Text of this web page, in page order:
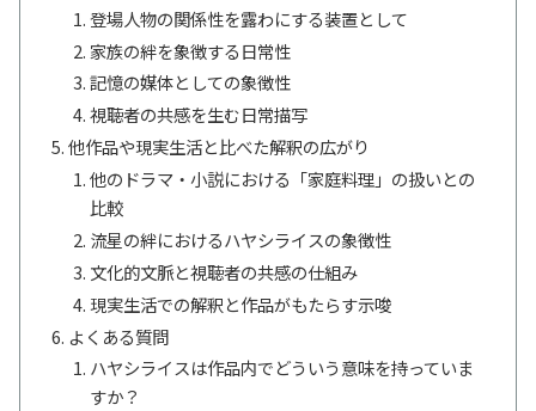
登場人物の関係性を露わにする装置として
家族の絆を象徴する日常性
記憶の媒体としての象徴性
視聴者の共感を生む日常描写
他作品や現実生活と比べた解釈の広がり
他のドラマ・小説における「家庭料理」の扱いとの
比較
流星の絆におけるハヤシライスの象徴性
文化的文脈と視聴者の共感の仕組み
現実生活での解釈と作品がもたらす示唆
よくある質問
ハヤシライスは作品内でどういう意味を持っていま
すか？